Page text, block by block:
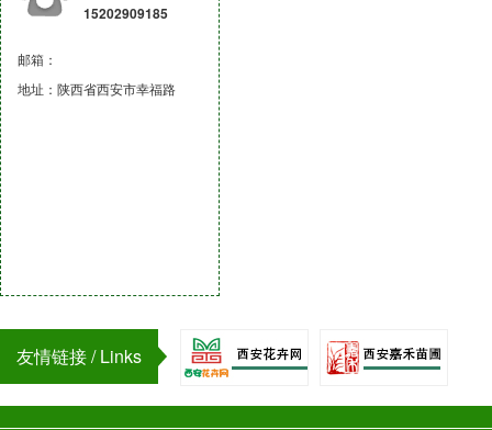
15202909185
邮箱：
地址：陕西省西安市幸福路
友情链接 / Links